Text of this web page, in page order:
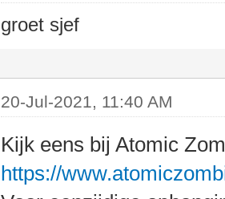
groet sjef
20-Jul-2021, 11:40 AM
Kijk eens bij Atomic
https://